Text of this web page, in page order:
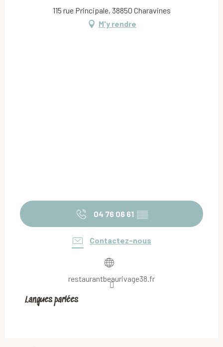
115 rue Principale, 38850 Charavines
M'y rendre
04 76 06 61 ▒▒
Contactez-nous
restaurantbeaurivage38.fr
Langues parlées
Langues parlées